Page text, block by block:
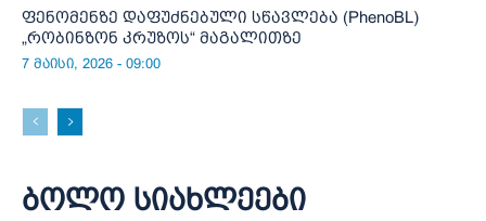
ფენომენზე დაფუძნებული სწავლება (PhenoBL)
„რობინზონ კრუზოს“ მაგალითზე
7 მაისი, 2026 - 09:00
ბოლო სიახლეები